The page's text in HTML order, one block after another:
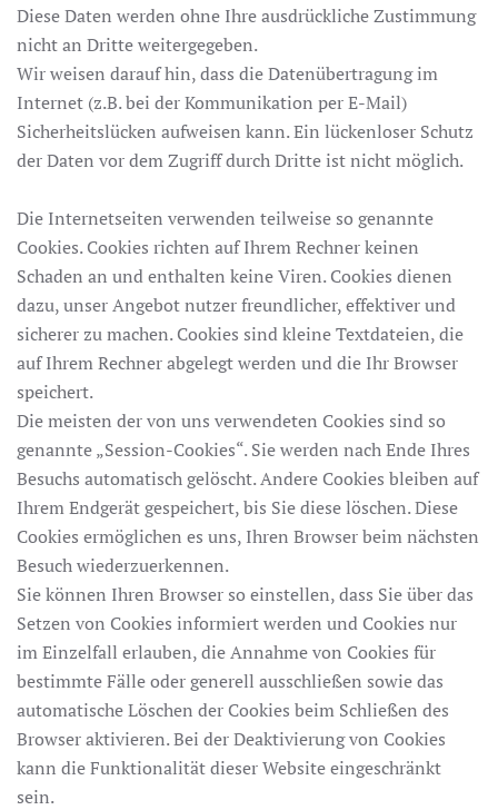
Diese Daten werden ohne Ihre ausdrückliche Zustimmung
nicht an Dritte weitergegeben.
Wir weisen darauf hin, dass die Datenübertragung im
Internet (z.B. bei der Kommunikation per E-Mail)
Sicherheitslücken aufweisen kann. Ein lückenloser Schutz
der Daten vor dem Zugriff durch Dritte ist nicht möglich.
Die Internetseiten verwenden teilweise so genannte
Cookies. Cookies richten auf Ihrem Rechner keinen
Schaden an und enthalten keine Viren. Cookies dienen
dazu, unser Angebot nutzer freundlicher, effektiver und
sicherer zu machen. Cookies sind kleine Textdateien, die
auf Ihrem Rechner abgelegt werden und die Ihr Browser
speichert.
Die meisten der von uns verwendeten Cookies sind so
genannte „Session-Cookies“. Sie werden nach Ende Ihres
Besuchs automatisch gelöscht. Andere Cookies bleiben auf
Ihrem Endgerät gespeichert, bis Sie diese löschen. Diese
Cookies ermöglichen es uns, Ihren Browser beim nächsten
Besuch wiederzuerkennen.
Sie können Ihren Browser so einstellen, dass Sie über das
Setzen von Cookies informiert werden und Cookies nur
im Einzelfall erlauben, die Annahme von Cookies für
bestimmte Fälle oder generell ausschließen sowie das
automatische Löschen der Cookies beim Schließen des
Browser aktivieren. Bei der Deaktivierung von Cookies
kann die Funktionalität dieser Website eingeschränkt
sein.